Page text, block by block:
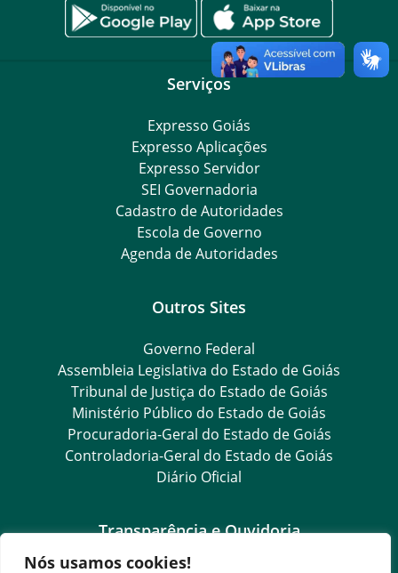
Nós usamos cookies!
Serviços
Expresso Goiás
Expresso Aplicações
Expresso Servidor
SEI Governadoria
Cadastro de Autoridades
Escola de Governo
Agenda de Autoridades
Outros Sites
Governo Federal
Assembleia Legislativa do Estado de Goiás
Tribunal de Justiça do Estado de Goiás
Ministério Público do Estado de Goiás
Procuradoria-Geral do Estado de Goiás
Controladoria-Geral do Estado de Goiás
Diário Oficial
Transparência e Ouvidoria